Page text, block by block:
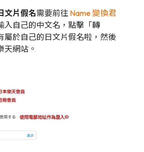
文片假名需要前往 Name 變換君
入自己的中文名，點擊「轉
屬於自己的日文片假名啦，然後
天網站。